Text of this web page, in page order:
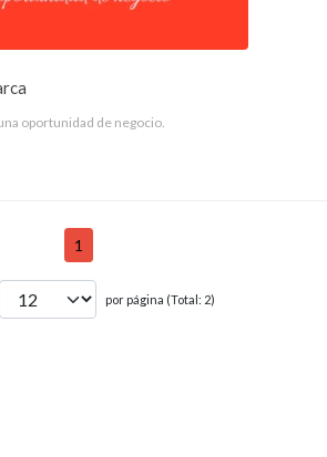
oportunidad de negocio.
1
por página (Total: 2)